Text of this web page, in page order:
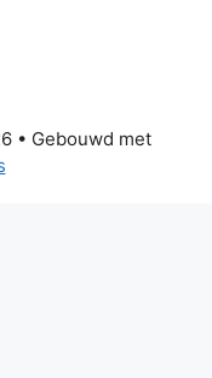
• Gebouwd met